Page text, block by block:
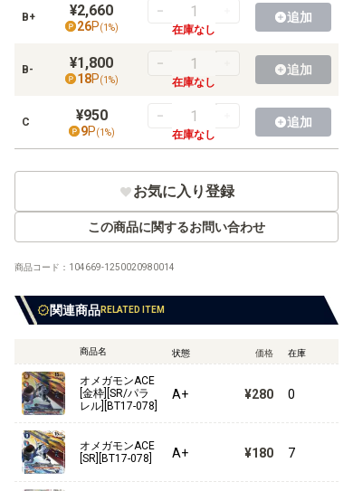
【BT-05】バトルオブオメガ
【BT-04】グレイトレジェンド
【BT-02】ULTIMATE POWER
【BT-01】NEW EVOLUTION
【RB-01】ライジングウインド
【EX-11】DAWN OF LIBERATOR
【EX-10】SINISTER ORDER
【EX-09】VERSUS MONSTERS
【EX-08】CHAIN OF LIBERATION
【EX-07】デジモンリベレイター
B+ ¥2,660
26P(1%) 在庫なし
追加
B- ¥1,800
18P(1 %) 在庫なし
追加
C ¥950
9P(1%) 在庫なし
追加
お気に入り登録
この商品に関するお問い合わせ
商品コード： 104669-1250020980014
関連商品RELATED ITEM
商品名 状態 価格 在庫
オメガモンACE
[金枠][SR/パラ
レル][BT17-078]
A+ ¥280 0
オメガモンACE
[SR][BT17-078]
A+ ¥180 7